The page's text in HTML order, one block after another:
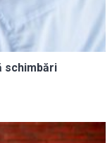
schimbări